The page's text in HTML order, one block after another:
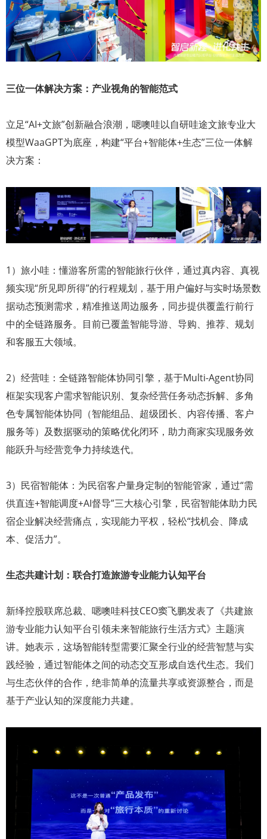
三位一体解决方案：产业视角的智能范式
立足“AI+文旅”创新融合浪潮，嗯噢哇以自研哇途文旅专业大
模型WaaGPT为底座，构建“平台+智能体+生态”三位一体解
决方案：
1）旅小哇：懂游客所需的智能旅行伙伴，通过真内容、真视
频实现“所见即所得”的行程规划，基于用户偏好与实时场景数
据动态预测需求，精准推送周边服务，同步提供覆盖行前行
中的全链路服务。目前已覆盖智能导游、导购、推荐、规划
和客服五大领域。
2）经营哇：全链路智能体协同引擎，基于Multi-Agent协同
框架实现客户需求智能识别、复杂经营任务动态拆解、多角
色专属智能体协同（智能组品、超级团长、内容传播、客户
服务等）及数据驱动的策略优化闭环，助力商家实现服务效
能跃升与经营竞争力持续迭代。
3）民宿智能体：为民宿客户量身定制的智能管家，通过“需
供直连+智能调度+AI督导”三大核心引擎，民宿智能体助力民
宿企业解决经营痛点，实现能力平权，轻松“找机会、降成
本、促活力”。
生态共建计划：联合打造旅游专业能力认知平台
新绎控股联席总裁、嗯噢哇科技CEO窦飞鹏发表了《共建旅
游专业能力认知平台引领未来智能旅行生活方式》主题演
讲。她表示，这场智能转型需要汇聚全行业的经营智慧与实
践经验，通过智能体之间的动态交互形成自迭代生态。我们
与生态伙伴的合作，绝非简单的流量共享或资源整合，而是
基于产业认知的深度能力共建。